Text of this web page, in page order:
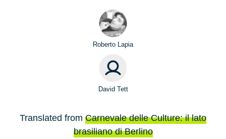
Roberto Lapia
David Tett
Translated from Carnevale delle Culture: il lato
brasiliano di Berlino